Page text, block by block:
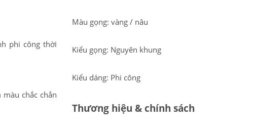
phi công thời
chắc chắn
Màu gọng: vàng / nâu
Kiểu gọng: Nguyên khung
Kiểu dáng: Phi công
Thương hiệu & chính sách